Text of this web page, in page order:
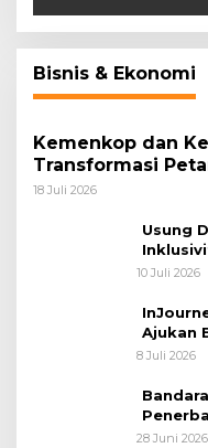
Bisnis & Ekonomi
Kemenkop dan
Transformasi
18 Juli 2026
Usung
Sambut
10 Juli 2026
Ajukan
8 Juli 2026
Tahap
28 Juni 2026